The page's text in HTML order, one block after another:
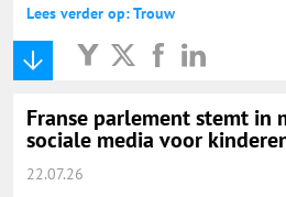
Lees verder op: Trouw
Franse parlement stemt in
sociale media voor
22.07.26